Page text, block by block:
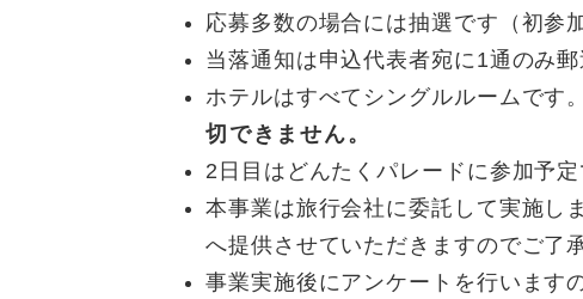
応募多数の場合には抽選です（初参
当落通知は申込代表者宛に1通のみ郵
ホテルはすべてシングルルームです。
切できません。
2日目はどんたくパレードに参加予定
本事業は旅行会社に委託して実施し
へ提供させていただきますのでご了
事業実施後にアンケートを行います